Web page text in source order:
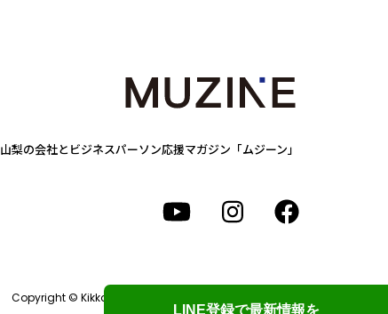
山梨の会社とビジネスパーソン応援マガジン「ムジーン」
Copyright © Kikkake Design Labo. All Rights Reserved.
LINE登録で最新情報を